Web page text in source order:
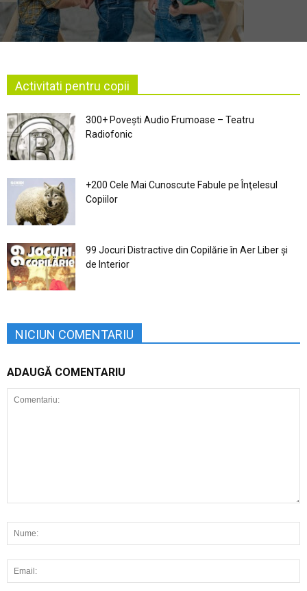
Activitati pentru copii
300+ Povești Audio Frumoase – Teatru
Radiofonic
+200 Cele Mai Cunoscute Fabule pe Înţelesul
Copiilor
99 Jocuri Distractive din Copilărie în Aer Liber şi
de Interior
NICIUN COMENTARIU
ADAUGĂ COMENTARIU